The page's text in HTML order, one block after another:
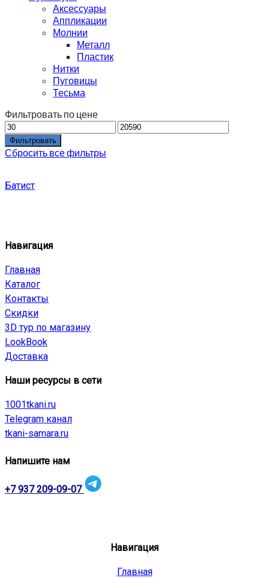
Аксессуары
Аппликации
Молнии
Металл
Пластик
Нитки
Пуговицы
Тесьма
Фильтровать по цене
Фильтровать
Сбросить все фильтры
Батист
Навигация
Главная
Каталог
Контакты
Скидки
3D тур по магазину
LookBook
Доставка
Наши ресурсы в сети
1001tkani.ru
Telegram канал
tkani-samara.ru
Напишите нам
+7 937 209-09-07
Навигация
Главная